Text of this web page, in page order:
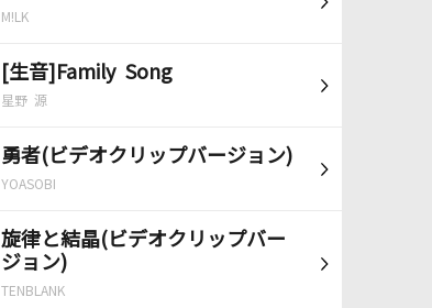
M!LK
[生音]Family Song
星野 源
勇者(ビデオクリップバージョン)
YOASOBI
旋律と結晶(ビデオクリップバー
ジョン)
TENBLANK